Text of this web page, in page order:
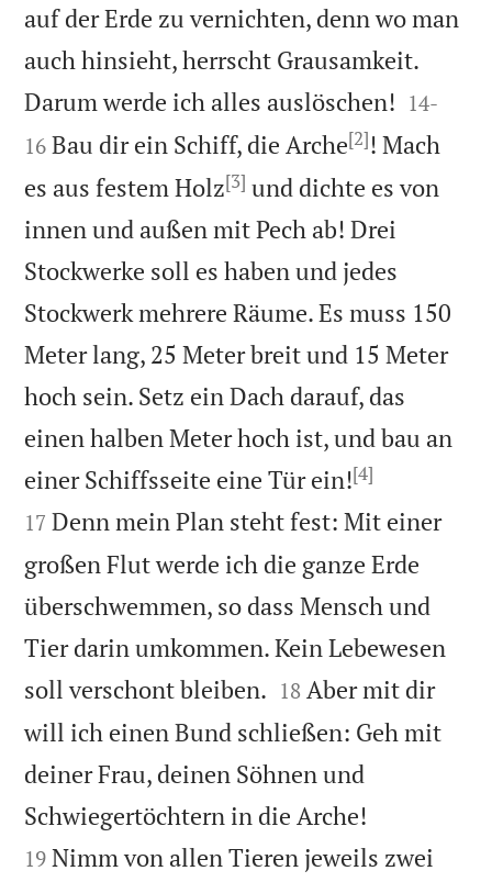
auf der Erde zu vernichten, denn wo man
auch hinsieht, herrscht Grausamkeit.
Darum werde ich alles auslöschen! 

14-
16 Bau dir ein Schiff, die Arche[2]! Mach
es aus festem Holz[3] und dichte es von
innen und außen mit Pech ab! Drei
Stockwerke soll es haben und jedes
Stockwerk mehrere Räume. Es muss 150
Meter lang, 25 Meter breit und 15 Meter
hoch sein. Setz ein Dach darauf, das
einen halben Meter hoch ist, und bau an
einer Schiffsseite eine Tür ein![4]
17 Denn mein Plan steht fest: Mit einer
großen Flut werde ich die ganze Erde
überschwemmen, so dass Mensch und
Tier darin umkommen. Kein Lebewesen
soll verschont bleiben. 

18 Aber mit dir
will ich einen Bund schließen: Geh mit
deiner Frau, deinen Söhnen und
Schwiegertöchtern in die Arche!
19 Nimm von allen Tieren jeweils zwei